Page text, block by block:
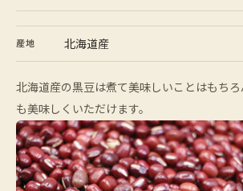
産地 北海道産
北海道産の黒豆は煮て美味しいことはもち
も美味しくいただけます。